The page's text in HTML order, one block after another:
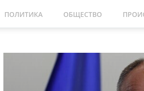
ПОЛИТИКА ОБЩЕСТВО